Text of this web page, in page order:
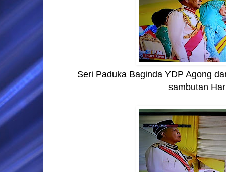
Seri Paduka Baginda YDP Agong
sambutan